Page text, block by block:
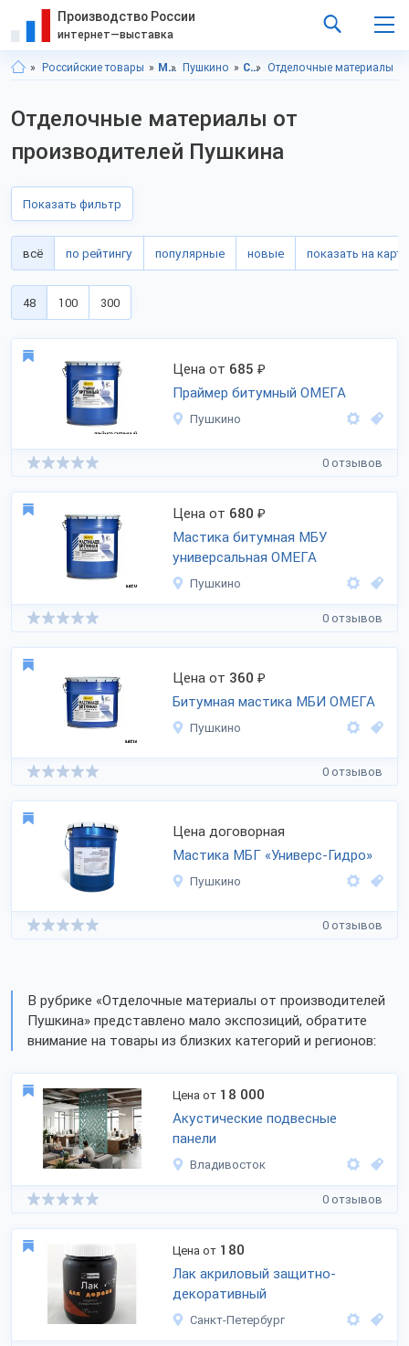
Производство России
интернет—выставка
Российские товары Московская область Пушкино Строительство и ремонт Отделочные материалы
Отделочные материалы от
производителей Пушкина
Показать фильтр
всё по рейтингу популярные новые показать на карте
48 100 300
Цена от 685 ₽
Праймер битумный ОМЕГА
Пушкино
0 отзывов
Цена от 680 ₽
Мастика битумная МБУ
универсальная ОМЕГА
Пушкино
0 отзывов
Цена от 360 ₽
Битумная мастика МБИ ОМЕГА
Пушкино
0 отзывов
Цена договорная
Мастика МБГ «Универс-Гидро»
Пушкино
0 отзывов
В рубрике «Отделочные материалы от производителей
Пушкина» представлено мало экспозиций, обратите
внимание на товары из близких категорий и регионов:
Цена от 18 000
Акустические подвесные
панели
Владивосток
0 отзывов
Цена от 180
Лак акриловый защитно-
декоративный
Санкт-Петербург